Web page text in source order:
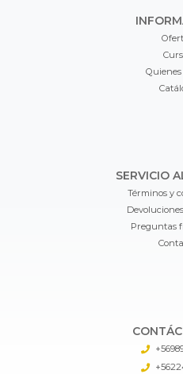
Quienes
SERVICIO
Términos y
Preguntas